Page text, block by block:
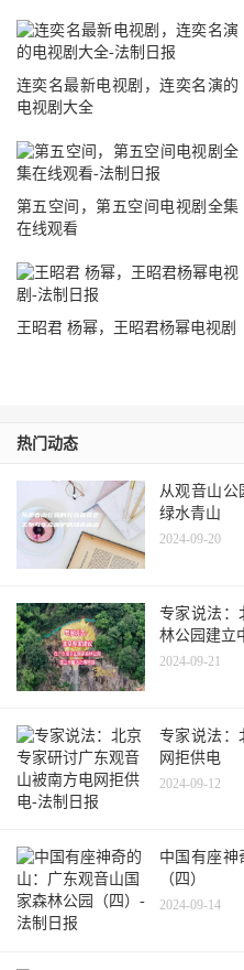
连奕名最新电视剧，连奕名演的
电视剧大全
第五空间，第五空间电视剧全集
在线观看
王昭君 杨幂，王昭君杨幂电视剧
热门动态
从观音山公
绿水青山
2024-09-20
专家说法：
林公园建立
2024-09-21
专家说法：
网拒供电
2024-09-12
中国有座神
（四）
2024-09-14